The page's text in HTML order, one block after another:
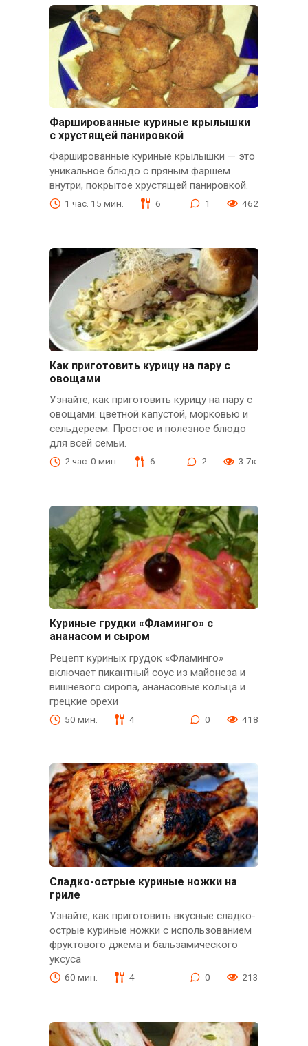
Фаршированные куриные крылышки
с хрустящей панировкой
Фаршированные куриные крылышки — это
уникальное блюдо с пряным фаршем
внутри, покрытое хрустящей панировкой.
1 час. 15 мин. 6 1 462
Как приготовить курицу на пару с
овощами
Узнайте, как приготовить курицу на пару с
овощами: цветной капустой, морковью и
сельдереем. Простое и полезное блюдо
для всей семьи.
2 час. 0 мин. 6 2 3.7к.
Куриные грудки «Фламинго» с
ананасом и сыром
Рецепт куриных грудок «Фламинго»
включает пикантный соус из майонеза и
вишневого сиропа, ананасовые кольца и
грецкие орехи
50 мин. 4 0 418
Сладко-острые куриные ножки на
гриле
Узнайте, как приготовить вкусные сладко-
острые куриные ножки с использованием
фруктового джема и бальзамического
уксуса
60 мин. 4 0 213